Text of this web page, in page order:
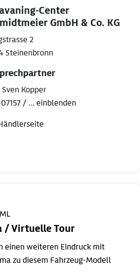
Center
GmbH & Co. KG
2
Steinenbronn
Kopper
07157 / ... einblenden
/ Virtuelle Tour
einen weiteren Eindruck mit
zu diesem Fahrzeug-Modell